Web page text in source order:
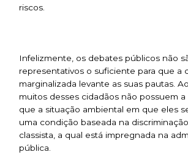
riscos.
Infelizmente, os debates públicos não
representativos o suficiente para que a
marginalizada levante as suas pautas.
muitos desses cidadãos não possuem
que a situação ambiental em que eles
uma condição baseada na
classista, a qual está impregnada na
pública.